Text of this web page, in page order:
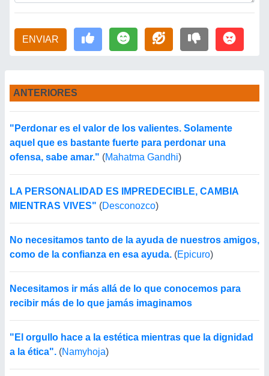
ENVIAR
ANTERIORES
"Perdonar es el valor de los valientes. Solamente
aquel que es bastante fuerte para perdonar una
ofensa, sabe amar." (Mahatma Gandhi)
LA PERSONALIDAD ES IMPREDECIBLE, CAMBIA
MIENTRAS VIVES" (Desconozco)
No necesitamos tanto de la ayuda de nuestros amigos,
como de la confianza en esa ayuda. (Epicuro)
Necesitamos ir más allá de lo que conocemos para
recibir más de lo que jamás imaginamos
"El orgullo hace a la estética mientras que la dignidad
a la ética". (Namyhoja)